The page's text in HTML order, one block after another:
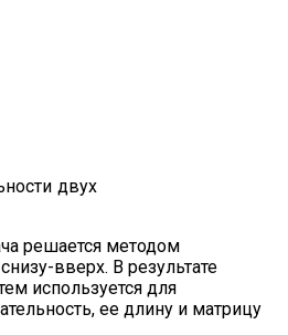
двух
решается методом
вверх. В результате
используется для
ее длину и матрицу